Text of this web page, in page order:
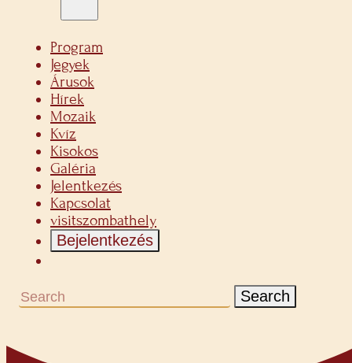
Program
Jegyek
Árusok
Hírek
Mozaik
Kvíz
Kisokos
Galéria
Jelentkezés
Kapcsolat
visitszombathely
Bejelentkezés
Search